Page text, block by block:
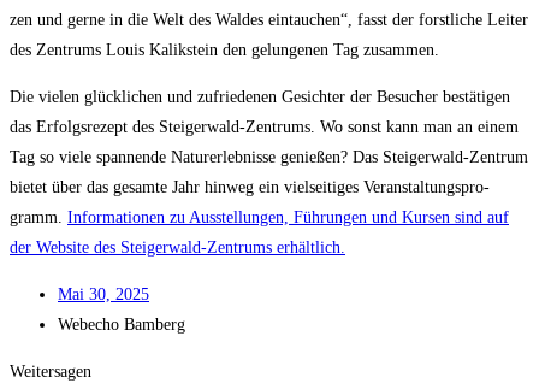
zen und ger­ne in die Welt des Wal­des ein­tau­chen“, fasst der forst­li­che Lei­ter
des Zen­trums Lou­is Kalik­stein den gelun­ge­nen Tag zusammen.
Die vie­len glück­li­chen und zufrie­de­nen Gesich­ter der Besu­cher bestä­ti­gen
das Erfolgs­re­zept des Stei­ger­wald-Zen­trums. Wo sonst kann man an einem
Tag so vie­le span­nen­de Natur­er­leb­nis­se genie­ßen? Das Stei­ger­wald-Zen­trum
bie­tet über das gesam­te Jahr hin­weg ein viel­sei­ti­ges Ver­an­stal­tungs­pro­
gramm. Infor­ma­tio­nen zu Aus­stel­lun­gen, Füh­run­gen und Kur­sen sind auf
der Web­site des Stei­ger­wald-Zen­trums erhältlich.
Mai 30, 2025
Web­echo Bamberg
Weitersagen